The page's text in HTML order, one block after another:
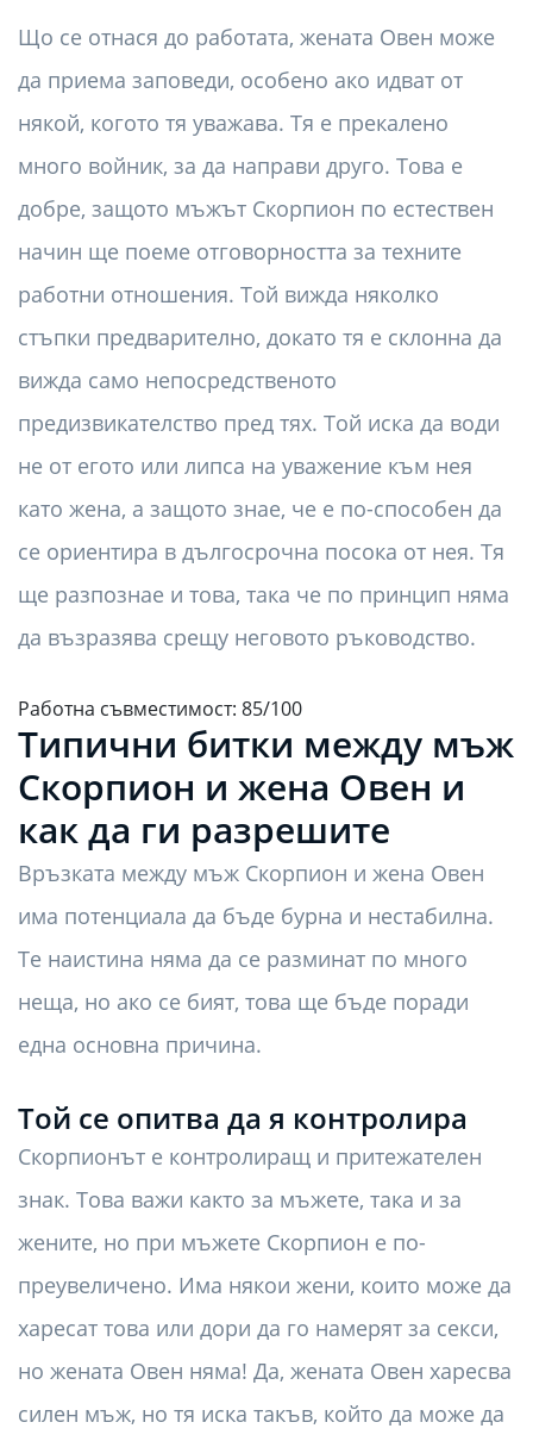
Що се отнася до работата, жената Овен може
да приема заповеди, особено ако идват от
някой, когото тя уважава. Тя е прекалено
много войник, за да направи друго. Това е
добре, защото мъжът Скорпион по естествен
начин ще поеме отговорността за техните
работни отношения. Той вижда няколко
стъпки предварително, докато тя е склонна да
вижда само непосредственото
предизвикателство пред тях. Той иска да води
не от егото или липса на уважение към нея
като жена, а защото знае, че е по-способен да
се ориентира в дългосрочна посока от нея. Тя
ще разпознае и това, така че по принцип няма
да възразява срещу неговото ръководство.
Работна съвместимост: 85/100
Типични битки между мъж
Скорпион и жена Овен и
как да ги разрешите
Връзката между мъж Скорпион и жена Овен
има потенциала да бъде бурна и нестабилна.
Те наистина няма да се разминат по много
неща, но ако се бият, това ще бъде поради
една основна причина.
Той се опитва да я контролира
Скорпионът е контролиращ и притежателен
знак. Това важи както за мъжете, така и за
жените, но при мъжете Скорпион е по-
преувеличено. Има някои жени, които може да
харесат това или дори да го намерят за секси,
но жената Овен няма! Да, жената Овен харесва
силен мъж, но тя иска такъв, който да може да